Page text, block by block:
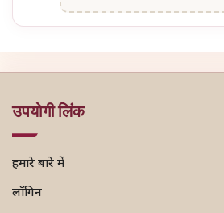
उपयोगी लिंक
हमारे बारे में
लॉगिन